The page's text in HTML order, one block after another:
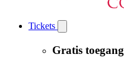
Tickets
Tickets
submenu
Gratis toegang